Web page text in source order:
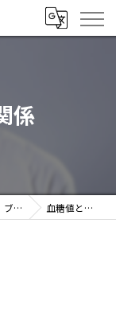
係
ブログ 血糖値と空腹の関係